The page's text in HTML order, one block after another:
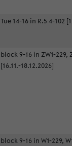
Tue 14-16 in R.5 4-102
block 9-16 in ZW1-229,
[16.11.-18.12.2026]
block 9-16 in W1-229,